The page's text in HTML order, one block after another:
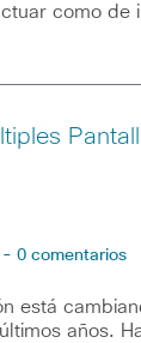
como de
- 0 comentarios
está
años.